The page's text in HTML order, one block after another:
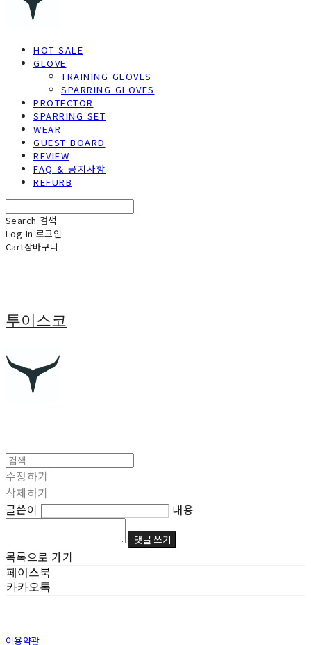
HOT SALE
GLOVE
TRAINING GLOVES
SPARRING GLOVES
PROTECTOR
SPARRING SET
WEAR
GUEST BOARD
REVIEW
FAQ & 공지사항
REFURB
Search 검색
Log In 로그인
Cart장바구니
투이스코
수정하기
삭제하기
글쓴이
내용
댓글 쓰기
목록으로 가기
페이스북
카카오톡
이용약관